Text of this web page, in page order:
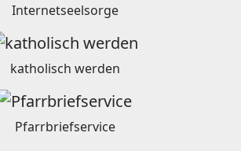
Internetseelsorge
katholisch werden
Pfarrbriefservice